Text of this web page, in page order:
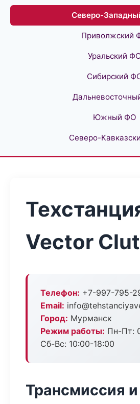
Северо-
Приволжский
Уральский
Сибирский
Южный ФО
Северо-
Vector
Телефон: +7-997-795-
Email:
Город: Мурманск
Режим работы: Пн-Пт:
Сб-Вс: 10:00-18:00
Трансмиссия и